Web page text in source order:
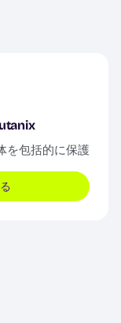
を包括的に保護